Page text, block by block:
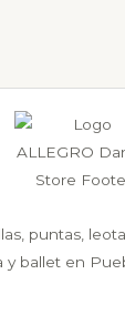
puntas,
y ballet en